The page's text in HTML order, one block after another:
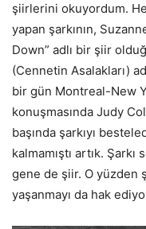
şiirlerini okuyordum.
yapan şarkının,
Down” adlı bir şiir
(Cennetin Asalakları)
bir gün Montreal-New
konuşmasında Judy
başında şarkıyı
kalmamıştı artık.
gene de şiir. O yüzden
yaşanmayı da hak